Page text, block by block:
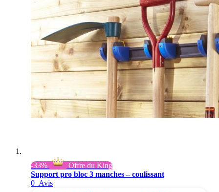
-33%
Offre du King
Support pro bloc 3 manches – coulissant
0 Avis